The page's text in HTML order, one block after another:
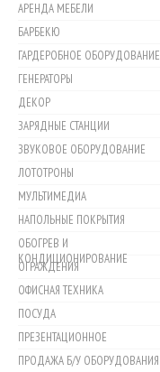
АРЕНДА МЕБЕЛИ
БАРБЕКЮ
ГАРДЕРОБНОЕ ОБОРУДОВАНИЕ
ГЕНЕРАТОРЫ
ДЕКОР
ЗАРЯДНЫЕ СТАНЦИИ
ЗВУКОВОЕ ОБОРУДОВАНИЕ
ЛОТОТРОНЫ
МУЛЬТИМЕДИА
НАПОЛЬНЫЕ ПОКРЫТИЯ
ОБОГРЕВ И
КОНДИЦИОНИРОВАНИЕ
ОГРАЖДЕНИЯ
ОФИСНАЯ ТЕХНИКА
ПОСУДА
ПРЕЗЕНТАЦИОННОЕ
ПРОДАЖА Б/У ОБОРУДОВАНИЯ